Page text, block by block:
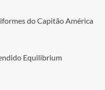
do Capitão América
Equilibrium